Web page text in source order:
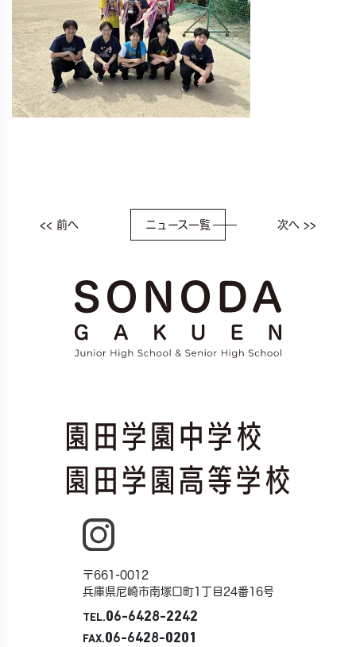
<< 前へ ニュース一覧 次へ >>
〒661-0012
兵庫県尼崎市南塚口町1丁目24番16号
TEL.06-6428-2242
FAX.06-6428-0201